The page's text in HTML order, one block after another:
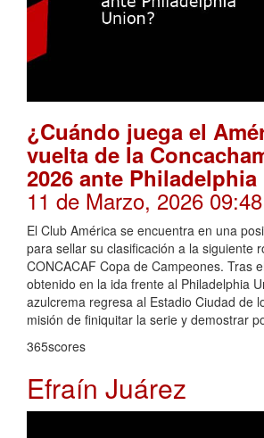
¿Cuándo juega el
vuelta de la
2026 ante
11 de Marzo, 2026 09:48
El Club América se encuentra en una
para sellar su clasificación a la siguiente
CONCACAF Copa de Campeones. Tras
obtenido en la ida frente al Philadelphia
azulcrema regresa al Estadio Ciudad de
misión de finiquitar la serie y demostrar
365scores
Efraín Juárez